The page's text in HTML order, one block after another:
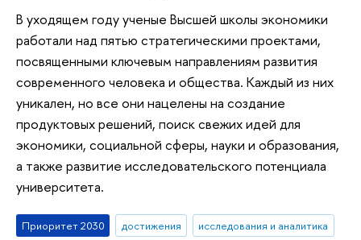
В уходящем году ученые Высшей школы экономики
работали над пятью стратегическими проектами,
посвященными ключевым направлениям развития
современного человека и общества. Каждый из них
уникален, но все они нацелены на создание
продуктовых решений, поиск свежих идей для
экономики, социальной сферы, науки и образования,
а также развитие исследовательского потенциала
университета.
Приоритет 2030 достижения
исследования и аналитика